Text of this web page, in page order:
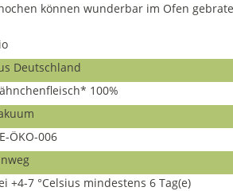
können wunderbar im Ofen
Deutschland
100%
ÖKO-006
+4-7 °Celsius mindestens 6 Tag(e)